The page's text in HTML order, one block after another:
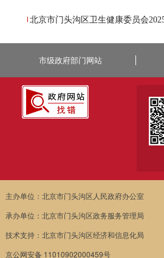
市级政府部门网站
主办单位：北京市门头沟区人民政府办公室
承办单位：北京市门头沟区政务服务管理局
技术支持：北京市门头沟区经济和信息化局
京公网安备 11010902000459号